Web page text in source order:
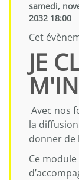
samedi,
2032 18:00
Cet
JE
Avec nos
la
donner de
Ce